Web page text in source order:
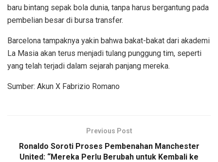
baru bintang sepak bola dunia, tanpa harus bergantung pada
pembelian besar di bursa transfer.
Barcelona tampaknya yakin bahwa bakat-bakat dari akademi
La Masia akan terus menjadi tulang punggung tim, seperti
yang telah terjadi dalam sejarah panjang mereka.
Sumber: Akun X Fabrizio Romano
Previous Post
Ronaldo Soroti Proses Pembenahan Manchester
United: “Mereka Perlu Berubah untuk Kembali ke